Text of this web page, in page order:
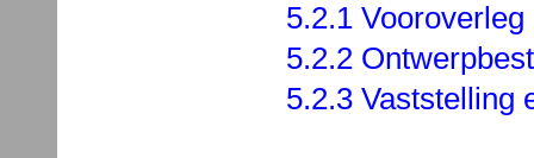
5.2.1 Vooroverleg
5.2.2
5.2.3 Vaststelling